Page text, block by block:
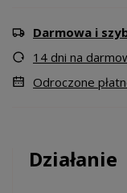
Darmowa i
14 dni na
Odroczone
Działanie